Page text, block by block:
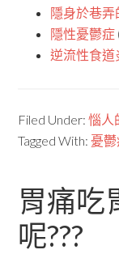
隱身於巷
隱性憂鬱症
逆流性食道
Filed Under:惱人
Tagged With: 憂
胃痛吃
呢???